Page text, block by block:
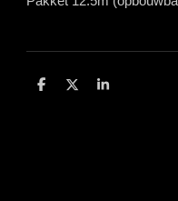
D
D
S